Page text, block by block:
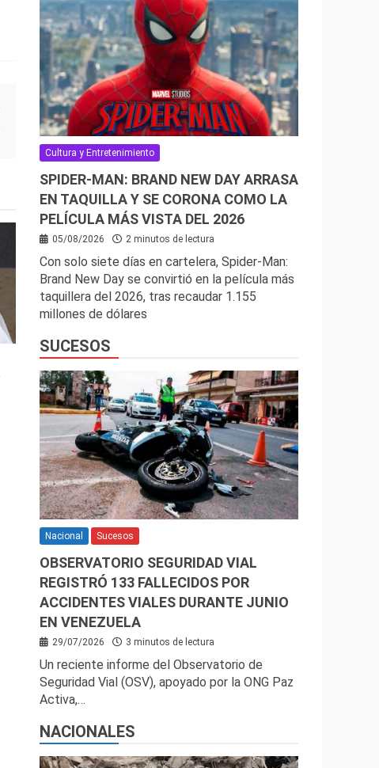
Cultura y Entretenimiento
SPIDER-MAN: BRAND NEW DAY ARRASA
EN TAQUILLA Y SE CORONA COMO LA
PELÍCULA MÁS VISTA DEL 2026
05/08/2026 2 minutos de lectura
Con solo siete días en cartelera, Spider-Man:
Brand New Day se convirtió en la película más
taquillera del 2026, tras recaudar 1.155
millones de dólares
SUCESOS
Nacional Sucesos
OBSERVATORIO SEGURIDAD VIAL
REGISTRÓ 133 FALLECIDOS POR
ACCIDENTES VIALES DURANTE JUNIO
EN VENEZUELA
29/07/2026 3 minutos de lectura
Un reciente informe del Observatorio de
Seguridad Vial (OSV), apoyado por la ONG Paz
Activa,…
NACIONALES